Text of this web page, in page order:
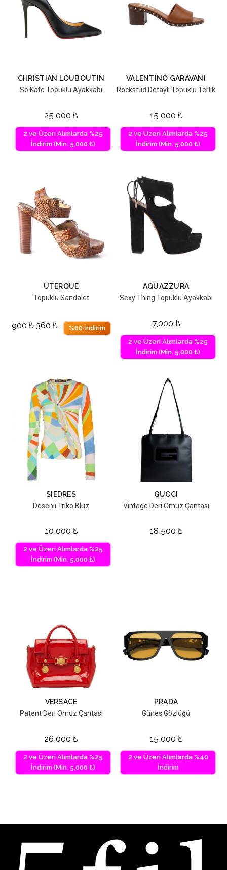
CHRISTIAN LOUBOUTIN
So Kate Topuklu Ayakkabı
25,000 ₺
2 ve Üzeri Alımlarda %25
İndirim (Min. 5,000 ₺)
VALENTINO GARAVANI
Rockstud Detaylı Topuklu Terlik
15,000 ₺
2 ve Üzeri Alımlarda %25
İndirim (Min. 5,000 ₺)
UTERQÜE
Topuklu Sandalet
900₺ 360 ₺ %60 İndirim
AQUAZZURA
Sexy Thing Topuklu Ayakkabı
7,000 ₺
2 ve Üzeri Alımlarda %25
İndirim (Min. 5,000 ₺)
SIEDRES
Desenli Triko Bluz
10,000 ₺
2 ve Üzeri Alımlarda %25
İndirim (Min. 5,000 ₺)
GUCCI
Vintage Deri Omuz Çantası
18,500 ₺
VERSACE
Patent Deri Omuz Çantası
26,000 ₺
2 ve Üzeri Alımlarda %25
İndirim (Min. 5,000 ₺)
PRADA
Güneş Gözlüğü
15,000 ₺
2 ve Üzeri Alımlarda %40
İndirim